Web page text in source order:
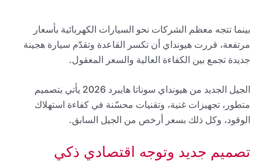
بينما تتجه معظم الشركات نحو السيارات الكهربائية بأسعار
مرتفعة، قررت هيونداي أن تكسر القاعدة وتقدّم سيارة هجينة
جديدة تجمع بين الكفاءة العالية والسعر المعقول.
الجيل الجديد من هيونداي سوناتا هايبرد 2026 يأتي بتصميم
متطور، تجهيزات غنية، وتقنيات محسّنة في كفاءة استهلاك
الوقود، وكل ذلك بسعر أرخص من الجيل السابق.
تصميم جديد وتوجه اقتصادي ذكي